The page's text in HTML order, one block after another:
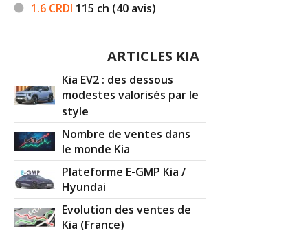
1.6 CRDI 115 ch (40 avis)
ARTICLES KIA
Kia EV2 : des dessous
modestes valorisés par le
style
Nombre de ventes dans
le monde Kia
Plateforme E-GMP Kia /
Hyundai
Evolution des ventes de
Kia (France)